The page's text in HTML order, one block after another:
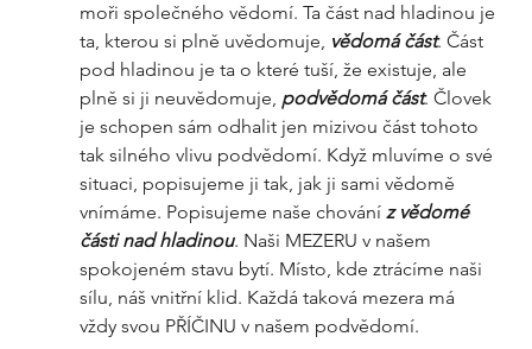
moři společného vědomí. Ta část nad hladinou je
ta, kterou si plně uvědomuje, vědomá část. Část
pod hladinou je ta o které tuší, že existuje, ale
plně si ji neuvědomuje, podvědomá část. Človek
je schopen sám odhalit jen mizivou část tohoto
tak silného vlivu podvědomí. Když mluvíme o své
situaci, popisujeme ji tak, jak ji sami vědomě
vnímáme. Popisujeme naše chování z vědomé
části nad hladinou. Naši MEZERU v našem
spokojeném stavu bytí. Místo, kde ztrácíme naši
sílu, náš vnitřní klid. Každá taková mezera má
vždy svou PŘÍČINU v našem podvědomí.